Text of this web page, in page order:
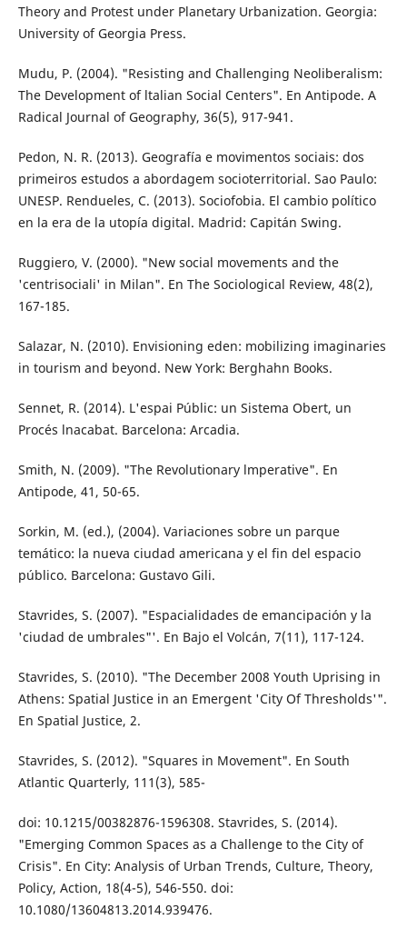
Theory and Protest under Planetary Urbanization. Georgia:
Universi­ty of Georgia Press.
Mudu, P. (2004). "Resisting and Challenging Neoliberalism:
The Development of ltalian Social Centers". En Antipode. A
Radical Journal of Geography, 36(5), 917-941.
Pedon, N. R. (2013). Geografía e movimentos sociais: dos
primeiros estudos a aborda­gem socioterritorial. Sao Paulo:
UNESP. Rendueles, C. (2013). Sociofobia. El cambio político
en la era de la utopía digital. Ma­drid: Capitán Swing.
Ruggiero, V. (2000). "New social movements and the
'centrisociali' in Milan". En The So­ciological Review, 48(2),
167-185.
Salazar, N. (2010). Envisioning eden: mobilizi­ng imaginaries
in tourism and beyond. New York: Berghahn Books.
Sennet, R. (2014). L'espai Públic: un Sistema Obert, un
Procés lnacabat. Barcelona: Ar­cadia.
Smith, N. (2009). "The Revolutionary lmpera­tive". En
Antipode, 41, 50-65.
Sorkin, M. (ed.), (2004). Variaciones sobre un parque
temático: la nueva ciudad ameri­cana y el fin del espacio
público. Barcelo­na: Gustavo Gili.
Stavrides, S. (2007). "Espacialidades de eman­cipación y la
'ciudad de umbrales"'. En Bajo el Volcán, 7(11), 117-124.
Stavrides, S. (2010). "The December 2008 Youth Uprising in
Athens: Spatial Justice in an Emergent 'City Of Thresholds'".
En Spa­tial Justice, 2.
Stavrides, S. (2012). "Squares in Movement". En South
Atlantic Quarterly, 111(3), 585-
doi: 10.1215/00382876-1596308. Stavrides, S. (2014).
"Emerging Common Spac­es as a Challenge to the City of
Crisis". En City: Analysis of Urban Trends, Culture, Theory,
Policy, Action, 18(4-5), 546-550. doi:
10.1080/13604813.2014.939476.